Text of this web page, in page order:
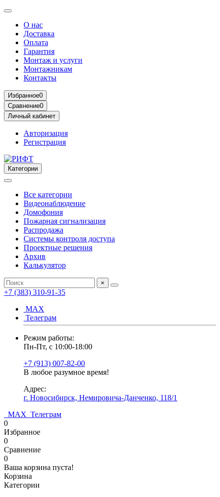
О нас
Доставка
Оплата
Гарантия
Монтаж и услуги
Монтажникам
Контакты
Избранное0
Сравнение0
Личный кабинет
Авторизация
Регистрация
Категории
Все категории
Видеонаблюдение
Домофония
Пожарная сигнализация
Распродажа
Системы контроля доступа
Проектные решения
Архив
Калькулятор
×
+7 (383) 310-91-35
МАХ
Телеграм
Режим работы:
Пн-Пт, с 10:00-18:00
+7 (913) 007-82-00
В любое разумное время!
Адрес:
г. Новосибирск, Немировича-Данченко, 118/1
МАХ Телеграм
0
Избранное
0
Сравнение
0
Ваша корзина пуста!
Корзина
Категории